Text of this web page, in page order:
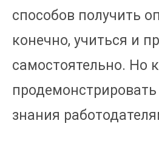
способов получить
конечно, учиться и
самостоятельно. Но
знания